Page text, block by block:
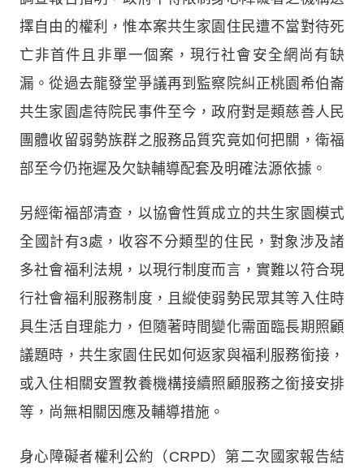
擇自由的權利，惟本案共生家園住民遭不當對待死
亡非首件且非單一個案，現行社會安全網尚有缺
漏。從過去龍發堂爭議再到監察院糾正桃園希伯崙
共生家園虐待院民事件至今，政府對是類慈善人民
團體收留弱勢族群之服務品質究竟如何把關，衛福
部至今仍拖遲及欠缺輔導配套及明確法源依據。
另經衛福部清查，以協會性質成立的共生家園模式
全國計有3處，收容不分類型的住民，對象涉及諸
多社會福利法規，以現行制度而言，實難以符合現
行社會福利服務制度，且縱使弱勢民眾其等入住時
具生活自理能力，但隨著時間變化需面臨長期照顧
議題時，共生家園住民如何返家與福利服務銜接，
或入住相關安置教養機構接續照顧服務之銜接安排
等，尚無相關因應及輔導措施。
身心障礙者權利公約（CRPD）第二次國家報告結